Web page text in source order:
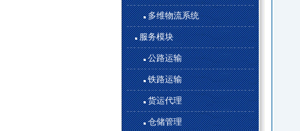
多维物流系统
服务模块
公路运输
铁路运输
货运代理
仓储管理